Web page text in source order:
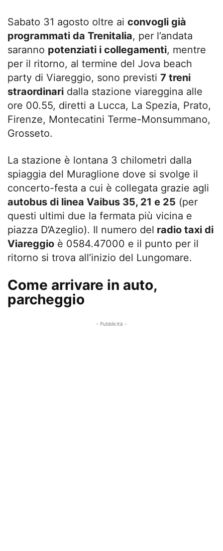
Sabato 31 agosto oltre ai convogli già
programmati da Trenitalia, per l’andata
saranno potenziati i collegamenti, mentre
per il ritorno, al termine del Jova beach
party di Viareggio, sono previsti 7 treni
straordinari dalla stazione viareggina alle
ore 00.55, diretti a Lucca, La Spezia, Prato,
Firenze, Montecatini Terme-Monsummano,
Grosseto.
La stazione è lontana 3 chilometri dalla
spiaggia del Muraglione dove si svolge il
concerto-festa a cui è collegata grazie agli
autobus di linea Vaibus 35, 21 e 25 (per
questi ultimi due la fermata più vicina e
piazza D’Azeglio). Il numero del radio taxi di
Viareggio è 0584.47000 e il punto per il
ritorno si trova all’inizio del Lungomare.
Come arrivare in auto,
parcheggio
- Pubblicità -